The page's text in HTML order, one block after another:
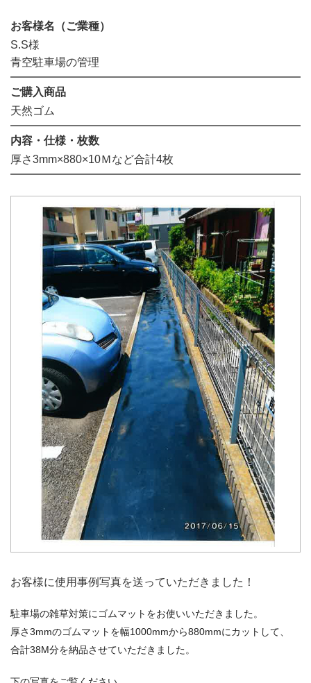
お客様名（ご業種）
S.S様
青空駐車場の管理
ご購入商品
天然ゴム
内容・仕様・枚数
厚さ3mm×880×10Ｍなど合計4枚
お客様に使用事例写真を送っていただきました！
駐車場の雑草対策にゴムマットをお使いいただきました。
厚さ3mmのゴムマットを幅1000mmから880mmにカットして、
合計38M分を納品させていただきました。